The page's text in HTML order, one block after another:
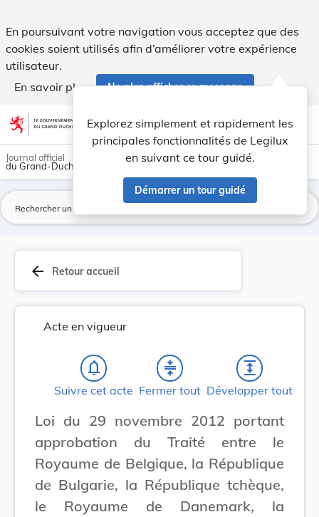
En poursuivant votre navigation vous acceptez que des
cookies soient utilisés afin d’améliorer votre expérience
utilisateur.
En savoir plus
Ne plus afficher ce message
Aller au contenu account_circle help Aide
Explorez simplement et rapidement les
principales fonctionnalités de Legilux
en suivant ce tour guidé.
Démarrer un tour guidé
light_mode dark_mode
Journal officiel
du Grand-Duché de Luxembourg
arrow_back Retour accueil
Acte en vigueur
notifications_none
Suivre cet acte
compress
Fermer tout
expand
Développer tout
Loi du 29 novembre 2012 portant
approbation du Traité entre le
Royaume de Belgique, la République
de Bulgarie, la République tchèque,
le Royaume de Danemark, la